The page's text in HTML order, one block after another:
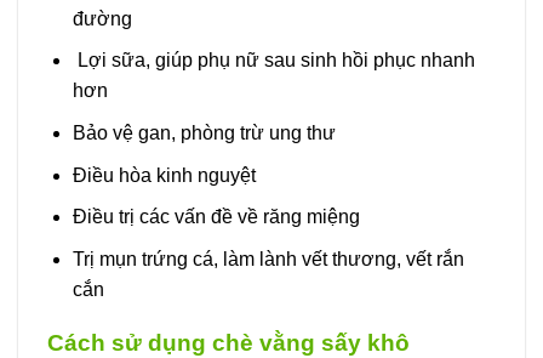
đường
Lợi sữa, giúp phụ nữ sau sinh hồi phục nhanh
hơn
Bảo vệ gan, phòng trừ ung thư
Điều hòa kinh nguyệt
Điều trị các vấn đề về răng miệng
Trị mụn trứng cá, làm lành vết thương, vết rắn
cắn
Cách sử dụng chè vằng sấy khô